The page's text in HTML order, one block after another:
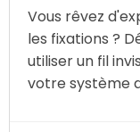
Vous rêvez
les fixations ?
utiliser un fil
votre système